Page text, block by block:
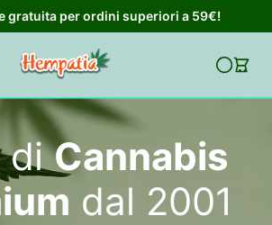
gratuita per ordini superiori a 59€!
diCannabis
dal 2001